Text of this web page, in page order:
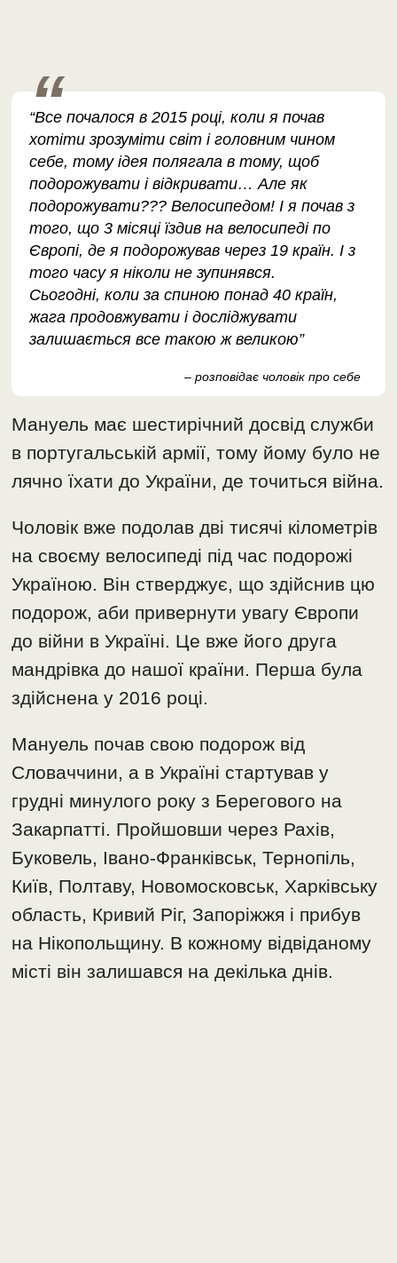
“Все почалося в 2015 році, коли я почав
хотіти зрозуміти світ і головним чином
себе, тому ідея полягала в тому, щоб
подорожувати і відкривати… Але як
подорожувати??? Велосипедом! І я почав з
того, що 3 місяці їздив на велосипеді по
Європі, де я подорожував через 19 країн. І з
того часу я ніколи не зупинявся.
Сьогодні, коли за спиною понад 40 країн,
жага продовжувати і досліджувати
залишається все такою ж великою”
– розповідає чоловік про себе
Мануель має шестирічний досвід служби
в португальській армії, тому йому було не
лячно їхати до України, де точиться війна.
Чоловік вже подолав дві тисячі кілометрів
на своєму велосипеді під час подорожі
Україною. Він стверджує, що здійснив цю
подорож, аби привернути увагу Європи
до війни в Україні. Це вже його друга
мандрівка до нашої країни. Перша була
здійснена у 2016 році.
Мануель почав свою подорож від
Словаччини, а в Україні стартував у
грудні минулого року з Берегового на
Закарпатті. Пройшовши через Рахів,
Буковель, Івано-Франківськ, Тернопіль,
Київ, Полтаву, Новомосковськ, Харківську
область, Кривий Ріг, Запоріжжя і прибув
на Нікопольщину. В кожному відвіданому
місті він залишався на декілька днів.